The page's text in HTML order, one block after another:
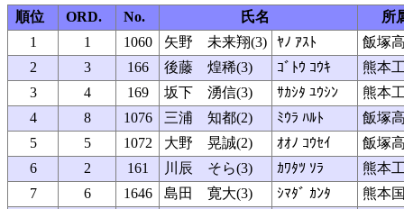
順位 ORD. No. 氏名
所
1
1 1060 矢野 未来翔(3) ﾔﾉ ｱｽﾄ
飯塚
2
3 166 後藤 煌稀(3) ｺﾞﾄｳ ｺｳｷ
熊本
3
4 169 坂下 湧信(3) ｻｶｼﾀ ﾕｳｼﾝ
熊本
4
8 1076 三浦 知都(2) ﾐｳﾗ ﾊﾙﾄ
飯塚
5
5 1072 大野 晃誠(2) ｵｵﾉ ｺｳｾｲ
飯塚
6
2 161 川辰 そら(3) ｶﾜﾀﾂ ｿﾗ
熊本
7
6 1646 島田 寛大(3) ｼﾏﾀﾞ ｶﾝﾀ
熊本